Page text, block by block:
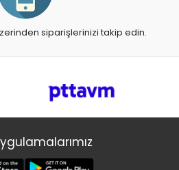
siparişlerinizi takip edin.